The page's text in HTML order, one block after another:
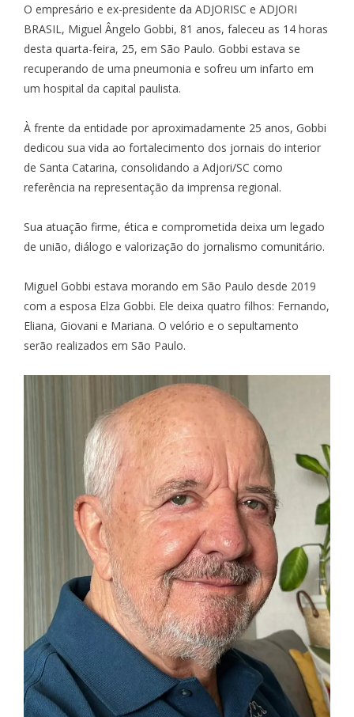
O empresário e ex-presidente da ADJORISC e ADJORI
BRASIL, Miguel Ângelo Gobbi, 81 anos, faleceu as 14 horas
desta quarta-feira, 25, em São Paulo. Gobbi estava se
recuperando de uma pneumonia e sofreu um infarto em
um hospital da capital paulista.
À frente da entidade por aproximadamente 25 anos, Gobbi
dedicou sua vida ao fortalecimento dos jornais do interior
de Santa Catarina, consolidando a Adjori/SC como
referência na representação da imprensa regional.
Sua atuação firme, ética e comprometida deixa um legado
de união, diálogo e valorização do jornalismo comunitário.
Miguel Gobbi estava morando em São Paulo desde 2019
com a esposa Elza Gobbi. Ele deixa quatro filhos: Fernando,
Eliana, Giovani e Mariana. O velório e o sepultamento
serão realizados em São Paulo.